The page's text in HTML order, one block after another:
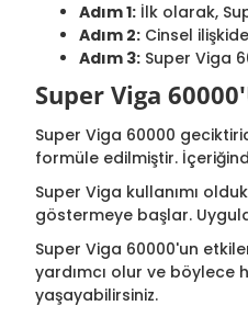
Adım 1: İlk olarak,
Adım 2: Cinsel
Adım 3: Super Viga
Super Viga
Super Viga 60000
formüle edilmiştir.
Super Viga kullanımı
göstermeye başlar.
Super Viga 60000'un
yardımcı olur ve böylece
yaşayabilirsiniz.